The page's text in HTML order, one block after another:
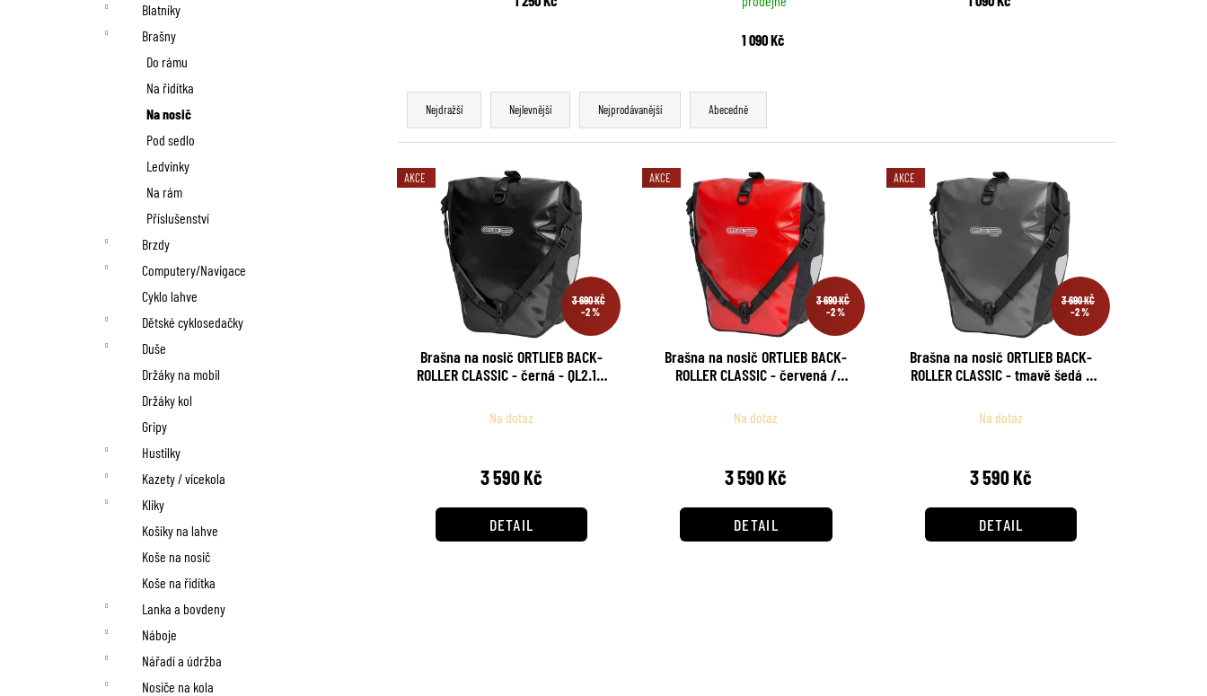
Blatníky
Brašny
Do rámu
Na řidítka
Na nosič
Pod sedlo
Ledvinky
Na rám
Příslušenství
Brzdy
Computery/Navigace
Cyklo lahve
Dětské cyklosedačky
Duše
Držáky na mobil
Držáky kol
Gripy
Hustilky
Kazety / vícekola
Kliky
Košíky na lahve
Koše na nosič
Koše na řidítka
Lanka a bovdeny
Náboje
Nářadí a údržba
Nosiče na kola
1 090 Kč
Ř
a
z
e
Nejdražší Nejlevnější Nejprodávanější Abecedně
VAKCE
3 690 KČ
–2 %
Brašna na nosič ORTLIEB BACK-
ROLLER CLASSIC - černá - QL2.1 -
Na dotaz
3 590 Kč
DETAIL
AKCE
3 690 KČ
–2 %
Brašna na nosič ORTLIEB BACK-
ROLLER CLASSIC - červená /
Na dotaz
3 590 Kč
DETAIL
AKCE
3 690 KČ
–2 %
Brašna na nosič ORTLIEB BACK-
ROLLER CLASSIC - tmavě šedá /
Na dotaz
3 590 Kč
DETAIL